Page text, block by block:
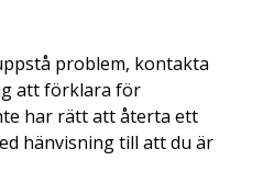
problem, kontakta
att förklara för
har rätt att återta ett
hänvisning till att du är